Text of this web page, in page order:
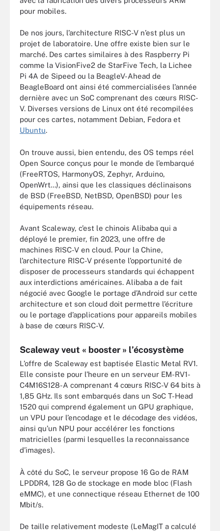
pour mobiles.
De nos jours, l’architecture RISC-V n’est plus un
projet de laboratoire. Une offre existe bien sur le
marché. Des cartes similaires à des Raspberry Pi
comme la VisionFive2 de StarFive Tech, la Lichee
Pi 4A de Sipeed ou la BeagleV-Ahead de
BeagleBoard ont ainsi été commercialisées l’année
dernière avec un SoC comprenant des cœurs RISC-
V. Diverses versions de Linux ont été recompilées
pour ces cartes, notamment Debian, Fedora et
Ubuntu.
On trouve aussi, bien entendu, des OS temps réel
Open Source conçus pour le monde de l’embarqué
(FreeRTOS, HarmonyOS, Zephyr, Arduino,
OpenWrt...), ainsi que les classiques déclinaisons
de BSD (FreeBSD, NetBSD, OpenBSD) pour les
équipements réseau.
Avant Scaleway, c’est le chinois Alibaba qui a
déployé le premier, fin 2023, une offre de
machines RISC-V en cloud. Pour la Chine,
l’architecture RISC-V présente l’opportunité de
disposer de processeurs standards qui échappent
aux interdictions américaines. Alibaba a de fait
négocié avec Google le portage d’Android sur cette
architecture et son cloud doit permettre l’écriture
ou le portage d’applications pour appareils mobiles
à base de cœurs RISC-V.
Scaleway veut « booster » l’écosystème
L’offre de Scaleway est baptisée Elastic Metal RV1.
Elle consiste pour l’heure en un serveur EM-RV1-
C4M16S128-A comprenant 4 cœurs RISC-V 64 bits à
1,85 GHz. Ils sont embarqués dans un SoC T-Head
1520 qui comprend également un GPU graphique,
un VPU pour l’encodage et le décodage des vidéos,
ainsi qu’un NPU pour accélérer les fonctions
matricielles (parmi lesquelles la reconnaissance
d’images).
À côté du SoC, le serveur propose 16 Go de RAM
LPDDR4, 128 Go de stockage en mode bloc (Flash
eMMC), et une connectique réseau Ethernet de 100
Mbit/s.
De taille relativement modeste (LeMagIT a calculé